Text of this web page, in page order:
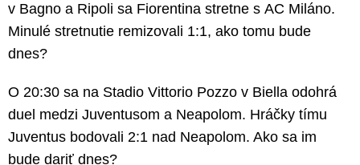
v Bagno a Ripoli sa Fiorentina stretne s AC Miláno.
Minulé stretnutie remizovali 1:1, ako tomu bude
dnes?
O 20:30 sa na Stadio Vittorio Pozzo v Biella odohrá
duel medzi Juventusom a Neapolom. Hráčky tímu
Juventus bodovali 2:1 nad Neapolom. Ako sa im
bude dariť dnes?